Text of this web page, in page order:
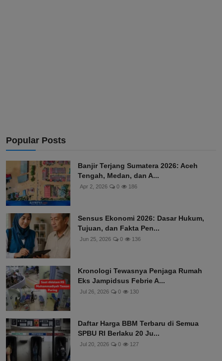
Popular Posts
Banjir Terjang Sumatera 2026: Aceh
Tengah, Medan, dan A...
Apr 2, 2026 0 186
Sensus Ekonomi 2026: Dasar Hukum,
Tujuan, dan Fakta Pen...
Jun 25, 2026 0 136
Kronologi Tewasnya Penjaga Rumah
Eks Jampidsus Febrie A...
Jul 26, 2026 0 130
Daftar Harga BBM Terbaru di Semua
SPBU RI Berlaku 20 Ju...
Jul 20, 2026 0 127